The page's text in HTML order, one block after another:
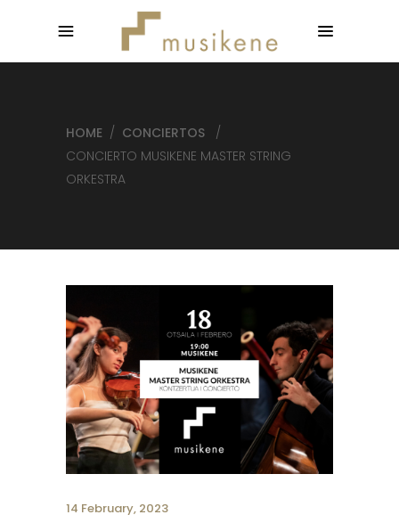
HOME / CONCIERTOS
/
CONCIERTO MUSIKENE MASTER STRING
ORKESTRA
14 February, 2023